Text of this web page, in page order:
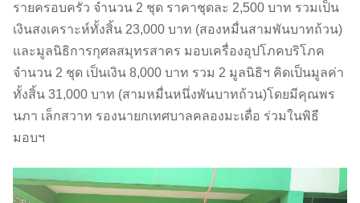
รายครอบครัว จำนวน 2 ชุด ราคาชุดละ 2,500 บาท รวมเป็น
เงินสงเคราะห์ทั้งสิ้น 23,000 บาท (สองหมื่นสามพันบาทถ้วน)
และมูลนิธิการกุศลสมุทรสาคร มอบเครื่องอุปโภคบริโภค
จำนวน 2 ชุด เป็นเงิน 8,000 บาท รวม 2 มูลนิธิฯ คิดเป็นมูลค่า
ทั้งสิ้น 31,000 บาท (สามหมื่นหนึ่งพันบาทถ้วน)โดยมีคุณพร
นภา เล็กสวาท รองนายกเทศบาลคลองมะเดื่อ ร่วมในพิธี
มอบฯ